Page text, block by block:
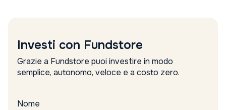
Investi con Fundstore
Grazie a Fundstore puoi investire in modo
semplice, autonomo, veloce e a costo zero.
Nome